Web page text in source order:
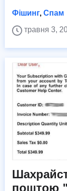
Фішинг, Спам
травня 3,
поштою